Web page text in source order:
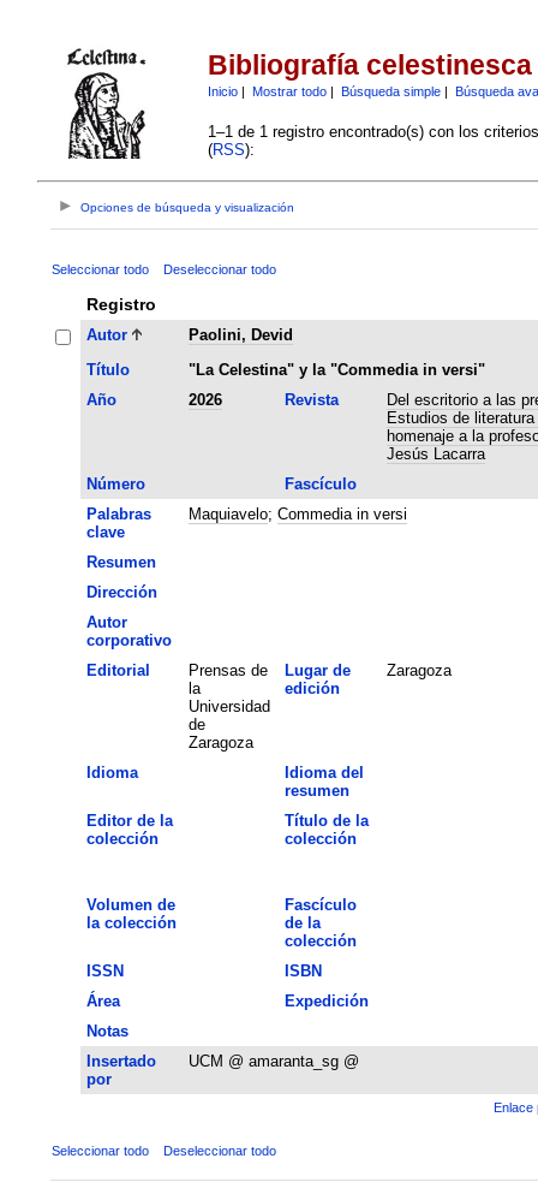
Bibliografía celestinesca
Inicio| Mostrar todo| Búsqueda simple| Búsqueda
1–1 de 1 registro encontrado(s) con los
(RSS):
Opciones de búsqueda y visualización
Seleccionar todo Deseleccionar todo
Registro
Autor
Paolini, Devid
Título
"La Celestina" y la "Commedia in versi"
Año
2026 Revista
Del escritorio a las
Estudios de
homenaje a la
Jesús Lacarra
Número
Fascículo
Palabras
clave
Maquiavelo; Commedia in versi
Resumen
Dirección
Autor
corporativo
Editorial
Prensas de
la
Universidad
de
Zaragoza
Lugar de
edición
Zaragoza
Idioma
Idioma del
resumen
Editor de la
colección
Título de la
colección
Volumen de
la colección
Fascículo
de la
colección
ISSN
ISBN
Área
Expedición
Notas
Insertado
por
UCM @ amaranta_sg @
Enlace
Seleccionar todo Deseleccionar todo